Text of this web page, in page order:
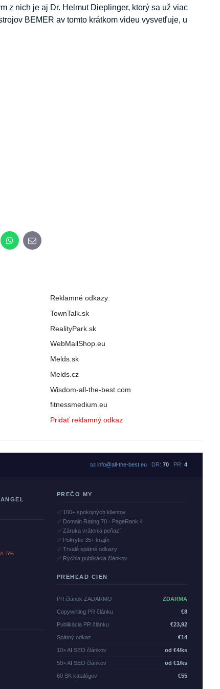
z nich je aj Dr. Helmut Dieplinger, ktorý sa už viac
BEMER av tomto krátkom videu vysvetľuje, u
WhatsApp
E-
mail
Reklamné odkazy:
TownTalk.sk
RealityPark.sk
WebMailShop.eu
Melds.sk
Melds.cz
Wisdom-all-the-best.com
fitnessmedium.eu
Pridať reklamný odkaz
📧 info@all-the-best.euDR: 70PR: 4
-5%
PREČO MY
✅ 100+ spokojných klientov
✅ Domain Rating 70 · PageRank 4
✅ Záruka vrátenia peňazí
✅ Pokrytie 35+ krajín
✅ Trvalé spätné odkazy
✅ Rýchla publikácia článkov
PREHĽAD CIEN
PR článok ZADARMO ZDARMA
Copywriting PR článku €8
Publikácia PR článku €23,92
Spätný odkaz €14
10× AI SEO článkov od €4/ks
50× AI SEO článkov od €1/ks
60 SK katalógov €55